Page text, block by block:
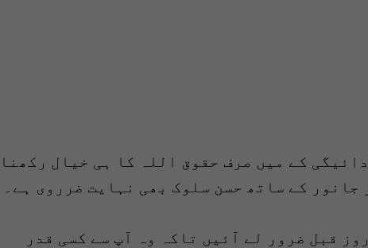
کے میں صرف حقوق اللہ کا ہی خیال رکھنا
کے ساتھ حسن سلوک بھی نہایت ضرروی ہے۔
قبل ضرور لے آئیں تاکہ وہ آپ سے کسی قدر